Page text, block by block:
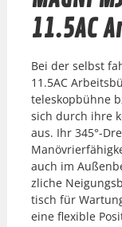
11.5AC
Bei der selb­st
11.5AC
te­leskop­bühne
sich durch ihre
aus. Ihr 345°-
auch im
zliche
tisch für
eine flex­i­ble